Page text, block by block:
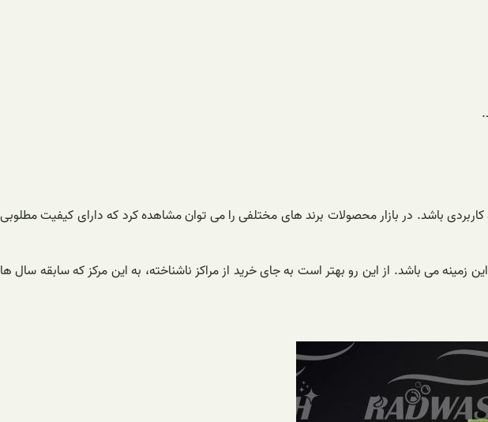
باشد. در بازار محصولات برند های مختلفی را می توان مشاهده کرد که دارای کیفیت مطلوبی
زمینه می باشد. از این رو بهتر است به جای خرید از مراکز ناشناخته، به این مرکز که سابقه سال ها